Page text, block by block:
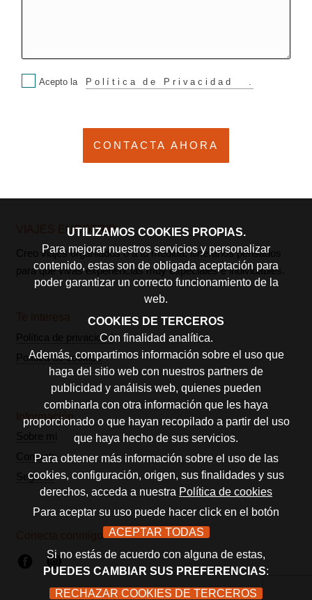
UTILIZAMOS COOKIES PROPIAS.
Para mejorar nuestros servicios y personalizar
contenido, estas son de obligada aceptación para
poder garantizar un correcto funcionamiento de la
web.
COOKIES DE TERCEROS
Con finalidad analítica.
Además, compartimos información sobre el uso que
haga del sitio web con nuestros partners de
publicidad y análisis web, quienes pueden
combinarla con otra información que les haya
proporcionado o que hayan recopilado a partir del uso
que haya hecho de sus servicios.
Para obtener más información sobre el uso de las
cookies, configuración, origen, sus finalidades y sus
derechos, acceda a nuestra Política de cookies
Para aceptar su uso puede hacer click en el botón
ACEPTAR TODAS
Si no estás de acuerdo con alguna de estas,
PUEDES CAMBIAR SUS PREFERENCIAS:
RECHAZAR COOKIES DE TERCEROS
Acepto la Política de Privacidad .
VIAJES EUROTRIP
Creo viajes organiados o a tu medida, itinerarios pensados
para que vivas experiencias muy especiales e inolvidables.
Política de privacidad
Política de cookies
Información
Sobre mi
Contacto
Seguros
Conecta conmigo